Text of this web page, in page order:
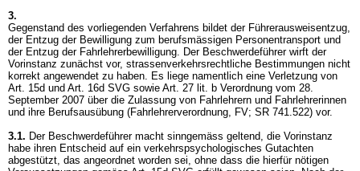
3.
Gegenstand des vorliegenden Verfahrens bildet der Führerausweisentzug,
der Entzug der Bewilligung zum berufsmässigen Personentransport und
der Entzug der Fahrlehrerbewilligung. Der Beschwerdeführer wirft der
Vorinstanz zunächst vor, strassenverkehrsrechtliche Bestimmungen nicht
korrekt angewendet zu haben. Es liege namentlich eine Verletzung von
Art. 15d und Art. 16d SVG sowie Art. 27 lit. b Verordnung vom 28.
September 2007 über die Zulassung von Fahrlehrern und Fahrlehrerinnen
und ihre Berufsausübung (Fahrlehrerverordnung, FV; SR 741.522) vor.
3.1. Der Beschwerdeführer macht sinngemäss geltend, die Vorinstanz
habe ihren Entscheid auf ein verkehrspsychologisches Gutachten
abgestützt, das angeordnet worden sei, ohne dass die hierfür nötigen